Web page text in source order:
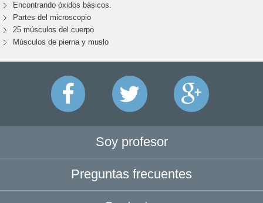
Encontrando óxidos básicos.
Partes del microscopio
25 músculos del cuerpo
Músculos de pierna y muslo
Soy profesor
Preguntas frecuentes